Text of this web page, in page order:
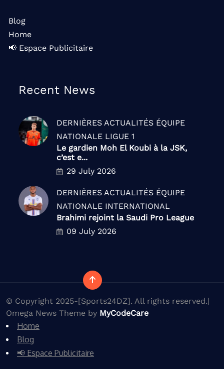
Blog
Home
📢 Espace Publicitaire
Recent News
DERNIÈRES ACTUALITÉS ÉQUIPE
NATIONALE LIGUE 1
Le gardien Moh El Koubi à la JSK,
c’est e...
29 July 2026
DERNIÈRES ACTUALITÉS ÉQUIPE
NATIONALE INTERNATIONAL
Brahimi rejoint la Saudi Pro League
09 July 2026
© Copyright 2025-[Sports24DZ]. All rights reserved.|
Omega News Theme by MyCodeCare
Home
Blog
📢 Espace Publicitaire